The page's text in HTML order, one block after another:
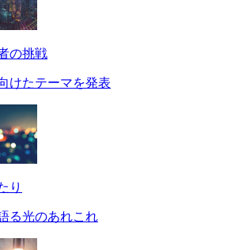
の挑戦
けたテーマを発表
り
る光のあれこれ